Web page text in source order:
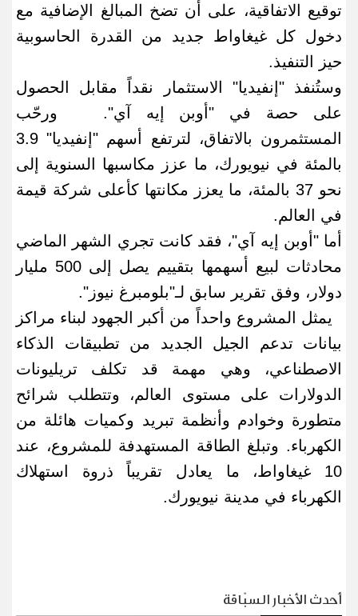
توقيع الاتفاقية، على أن تضخ المبالغ الإضافية مع
دخول كل غيغاواط جديد من القدرة الحاسوبية
حيز التنفيذ.
وستُنفذ "إنفيديا" الاستثمار نقداً مقابل الحصول
على حصة في "أوبن إيه آي". ورحّب
المستثمرون بالاتفاق، لترتفع أسهم "إنفيديا" 3.9
بالمئة في نيويورك، ما عزز مكاسبها السنوية إلى
نحو 37 بالمئة، ما يعزز مكانتها كأعلى شركة قيمة
في العالم.
أما "أوبن إيه آي"، فقد كانت تجري الشهر الماضي
محادثات لبيع أسهمها بتقييم يصل إلى 500 مليار
دولار، وفق تقرير سابق لـ"بلومبرغ نيوز ".
يمثل المشروع واحداً من أكبر الجهود لبناء مراكز
بيانات تدعم الجيل الجديد من تطبيقات الذكاء
الاصطناعي، وهي مهمة قد تكلف تريليونات
الدولارات على مستوى العالم، وتتطلب شرائح
متطورة وخوادم وأنظمة تبريد وكميات هائلة من
الكهرباء. وتبلغ الطاقة المستهدفة للمشروع، عند
10 غيغاواط، ما يعادل تقريباً ذروة استهلاك
الكهرباء في مدينة نيويورك.
أحدث الأخبار السبّاقة